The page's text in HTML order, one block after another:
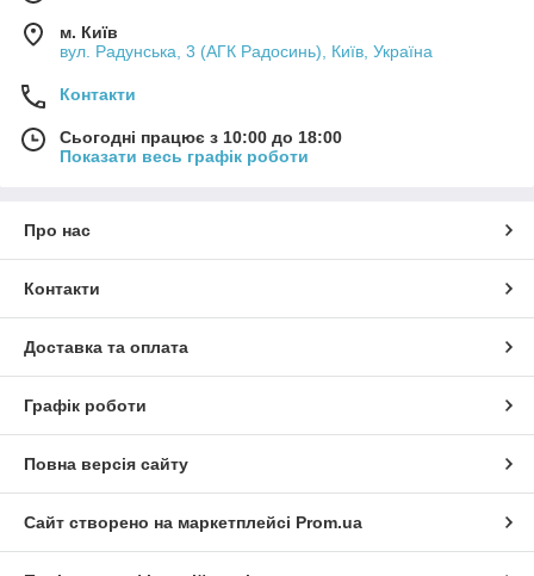
м. Київ
вул. Радунська, 3 (АГК Радосинь), Київ, Україна
Контакти
Сьогодні працює з 10:00 до 18:00
Показати весь графік роботи
Про нас
Контакти
Доставка та оплата
Графік роботи
Повна версія сайту
Сайт створено на маркетплейсі Prom.ua